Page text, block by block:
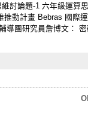
討論題-1 六年級運算
推動計畫 Bebras 國際
導團研究員詹博文：